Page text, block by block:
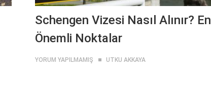
Schengen Vizesi Nasıl Alınır? En
Önemli Noktalar
YORUM YAPILMAMIŞ UTKU AKKAYA